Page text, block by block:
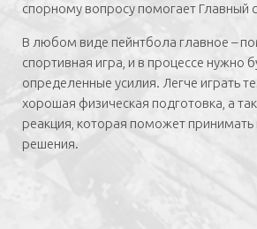
спорному вопросу помогает Главный
В любом виде пейнтбола главное –
спортивная игра, и в процессе нужно
определенные усилия. Легче играть
хорошая физическая подготовка, а
реакция, которая поможет
решения.